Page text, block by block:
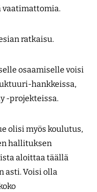
vaatimattomia.
ratkaisu.
osaamiselle voisi
hankkeissa,
-projekteissa.
olisi myös koulutus,
hallituksen
aloittaa täällä
asti. Voisi olla